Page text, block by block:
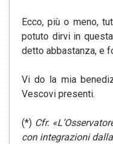
Ecco, più o meno,
potuto dirvi in
detto abbastanza, e
Vi do la mia
Vescovi presenti.
(*) Cfr.
con integrazioni